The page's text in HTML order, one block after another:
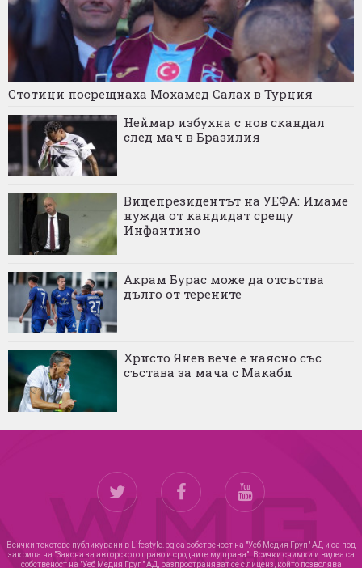
Стотици посрещнаха Мохамед Салах в Турция
Неймар избухна с нов скандал
след мач в Бразилия
Вицепрезидентът на УЕФА: Имаме
нужда от кандидат срещу
Инфантино
Акрам Бурас може да отсъства
дълго от терените
Христо Янев вече е наясно със
състава за мача с Макаби
Всички текстове публикувани в Lifestyle.bg са собственост на "Уеб Медия Груп" АД и са под
закрила на "Закона за авторското право и сродните му права". Всички снимки и видеа са
собственост на "Уеб Медия Груп" АД, разпространяват се с лиценз, който позволява